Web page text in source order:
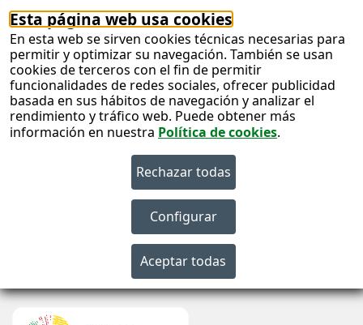
Esta página web usa cookies
En esta web se sirven cookies técnicas necesarias para
permitir y optimizar su navegación. También se usan
cookies de terceros con el fin de permitir
funcionalidades de redes sociales, ofrecer publicidad
basada en sus hábitos de navegación y analizar el
rendimiento y tráfico web. Puede obtener más
información en nuestra Política de cookies.